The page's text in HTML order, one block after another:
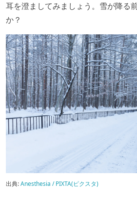
耳を澄ましてみましょう。雪が降る
か？
出典:Anesthesia / PIXTA(ピクスタ)